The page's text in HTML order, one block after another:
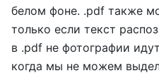
белом фоне. .pdf также
только если текст
в .pdf не фотографии
когда мы не можем